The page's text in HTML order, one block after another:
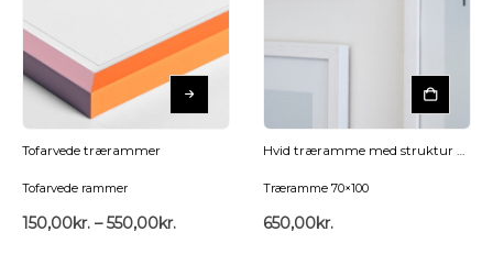
Tofarvede trærammer
Tofarvede rammer
150,00kr. – 550,00kr.
Hvid træramme med struktur bred 70×100
Træramme 70×100
650,00kr.